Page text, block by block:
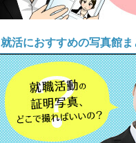
就活におすすめの写真館